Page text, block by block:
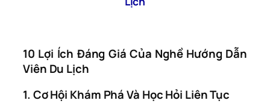
10 Lợi Ích Đáng GiáCủa Nghề Hướng Dẫn
Viên Du Lịch
1. Cơ Hội Khám Phá Và Học Hỏi Liên Tục